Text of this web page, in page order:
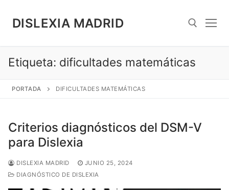
contenido
DISLEXIA MADRID
Search for:
Etiqueta: dificultades matemáticas
PORTADA DIFICULTADES MATEMÁTICAS
Criterios diagnósticos del DSM-V
para Dislexia
DISLEXIA MADRID
JUNIO 25, 2024
DIAGNÓSTICO DE DISLEXIA